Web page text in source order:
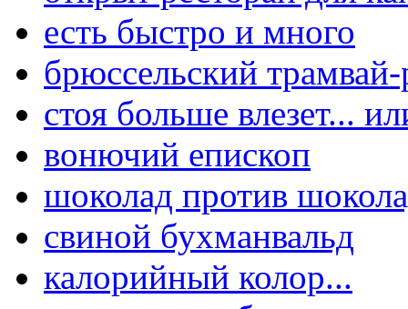
есть быстро и много
брюссельский трамвай-
стоя больше влезет...
вонючий епископ
шоколад против
свиной бухманвальд
калорийный колор...